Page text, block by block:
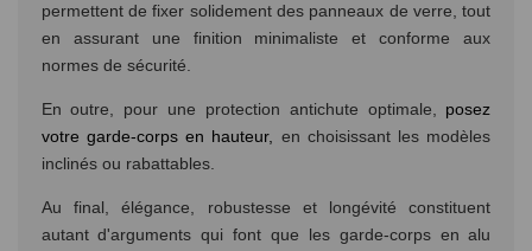
permettent de fixer solidement des panneaux de verre, tout
en assurant une finition minimaliste et conforme aux
normes de sécurité.
En outre, pour une protection antichute optimale, posez
votre garde-corps en hauteur,
en choisissant les modèles
inclinés ou rabattables.
Au final, élégance, robustesse et longévité constituent
autant d'arguments qui font que les garde-corps en alu